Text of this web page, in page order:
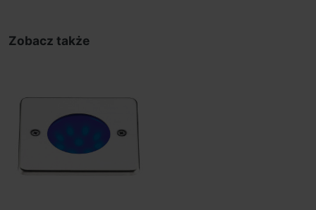
Zobacz także